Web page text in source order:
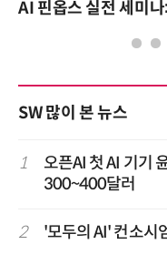
AI 핀옵스 실전 세미
SW 많이 본 뉴스
1
오픈AI 첫 AI 기기
300~400달러
2 '모두의 AI' 컨소시